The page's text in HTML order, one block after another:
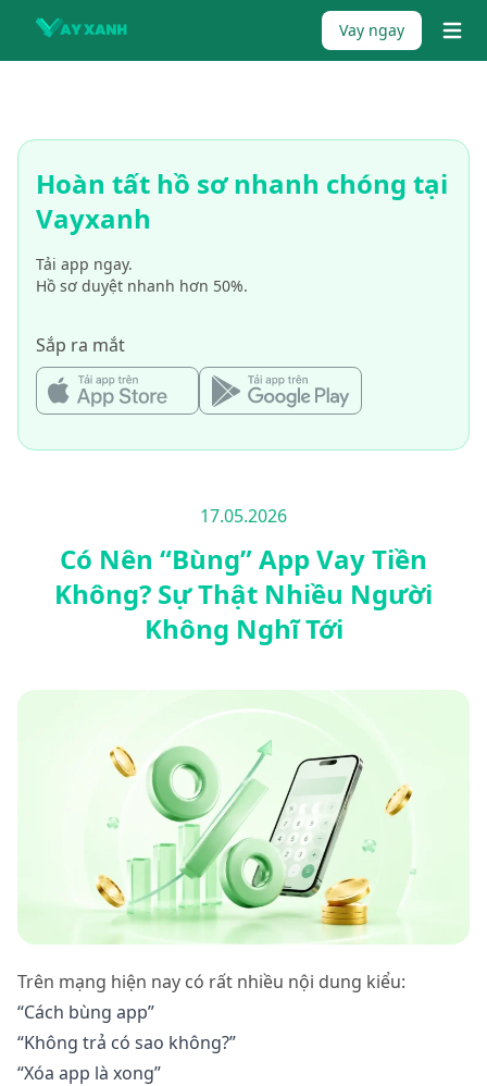
Skip to content
{%
Vay ngay
Hoàn tất hồ sơ nhanh chóng tại
Vayxanh
Tải app ngay.
Hồ sơ duyệt nhanh hơn 50%.
Sắp ra mắt
17.05.2026
Có Nên “Bùng” App Vay Tiền
Không? Sự Thật Nhiều Người
Không Nghĩ Tới
Trên mạng hiện nay có rất nhiều nội dung kiểu:
“Cách bùng app”
“Không trả có sao không?”
“Xóa app là xong”